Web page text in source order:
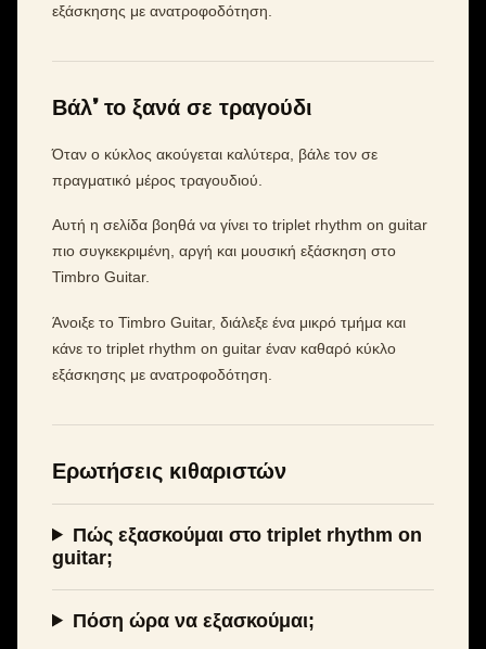
εξάσκησης με ανατροφοδότηση.
Βάλ’ το ξανά σε τραγούδι
Όταν ο κύκλος ακούγεται καλύτερα, βάλε τον σε
πραγματικό μέρος τραγουδιού.
Αυτή η σελίδα βοηθά να γίνει το triplet rhythm on guitar
πιο συγκεκριμένη, αργή και μουσική εξάσκηση στο
Timbro Guitar.
Άνοιξε το Timbro Guitar, διάλεξε ένα μικρό τμήμα και
κάνε το triplet rhythm on guitar έναν καθαρό κύκλο
εξάσκησης με ανατροφοδότηση.
Ερωτήσεις κιθαριστών
Πώς εξασκούμαι στο triplet rhythm on
guitar;
Πόση ώρα να εξασκούμαι;